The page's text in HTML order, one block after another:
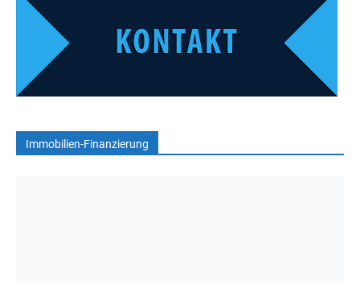
Immobilien-Finanzierung